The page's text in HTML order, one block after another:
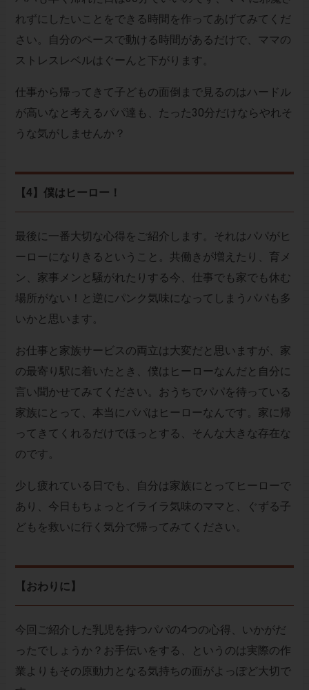
れずにしたいことをできる時間を作ってあげてみてくだ
さい。自分のペースで動ける時間があるだけで、ママの
ストレスレベルはぐーんと下がります。
仕事から帰ってきて子どもの面倒まで見るのはハードル
が高いなと考えるパパ達も、たった30分だけならやれそ
うな気がしませんか？
【4】僕はヒーロー！
最後に一番大切な心得をご紹介します。それはパパがヒ
ーローになりきるということ。共働きが増えたり、育メ
ン、家事メンと騒がれたりする今、仕事でも家でも休む
場所がない！と逆にパンク気味になってしまうパパも多
いかと思います。
お仕事と家族サービスの両立は大変だと思いますが、家
の最寄り駅に着いたとき、僕はヒーローなんだと自分に
言い聞かせてみてください。おうちでパパを待っている
家族にとって、本当にパパはヒーローなんです。家に帰
ってきてくれるだけでほっとする、そんな大きな存在な
のです。
少し疲れている日でも、自分は家族にとってヒーローで
あり、今日もちょっとイライラ気味のママと、ぐずる子
どもを救いに行く気分で帰ってみてください。
【おわりに】
今回ご紹介した乳児を持つパパの4つの心得、いかがだ
ったでしょうか？お手伝いをする、というのは実際の作
業よりもその原動力となる気持ちの面がよっぽど大切で